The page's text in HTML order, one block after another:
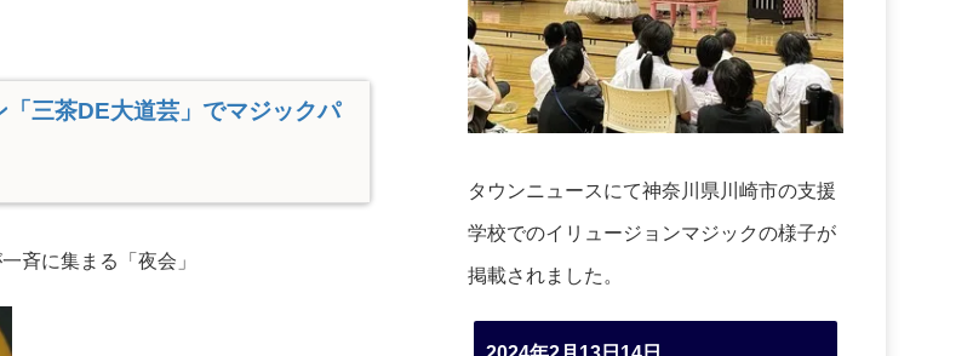
「三茶DE大道芸」でマジックパ
斉に集まる「夜会」
タウンニュースにて神奈川県川崎市の支援
学校でのイリュージョンマジックの様子が
掲載されました。